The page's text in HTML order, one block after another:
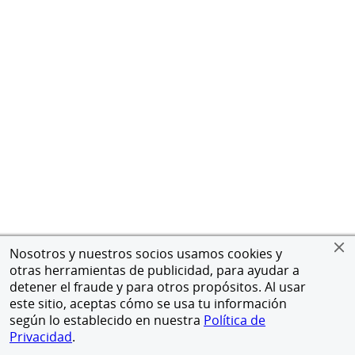
Nosotros y nuestros socios usamos cookies y
otras herramientas de publicidad, para ayudar a
detener el fraude y para otros propósitos. Al usar
este sitio, aceptas cómo se usa tu información
según lo establecido en nuestra Política de
Privacidad.